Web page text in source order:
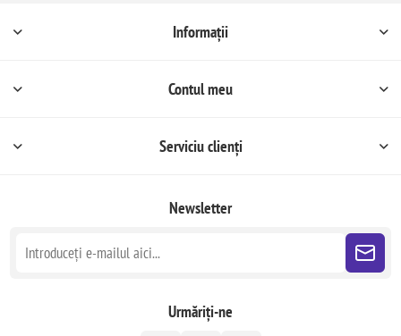
Informații
Contul meu
Serviciu clienți
Newsletter
Urmăriți-ne